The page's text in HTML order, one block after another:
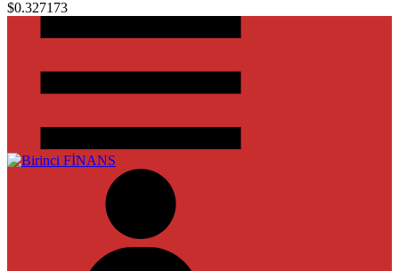
$0.327173